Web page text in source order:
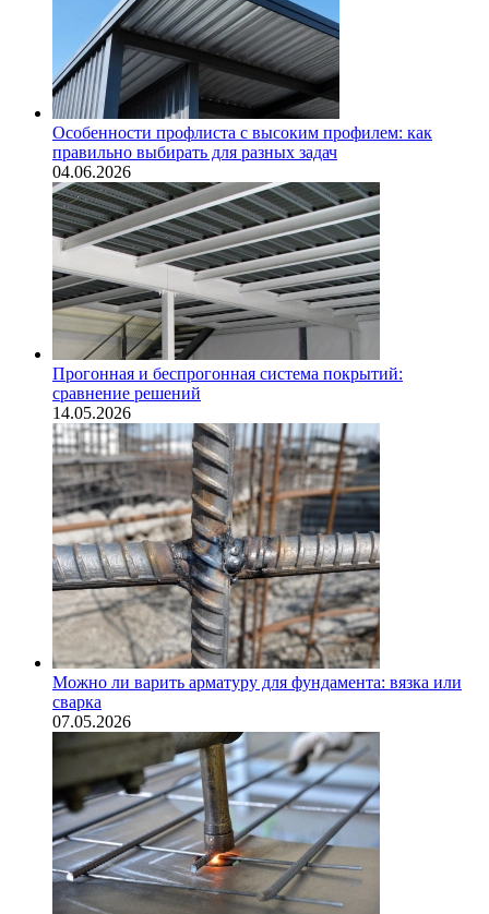
Особенности профлиста с высоким профилем: как
правильно выбирать для разных задач
04.06.2026
Прогонная и беспрогонная система покрытий:
сравнение решений
14.05.2026
Можно ли варить арматуру для фундамента: вязка или
сварка
07.05.2026